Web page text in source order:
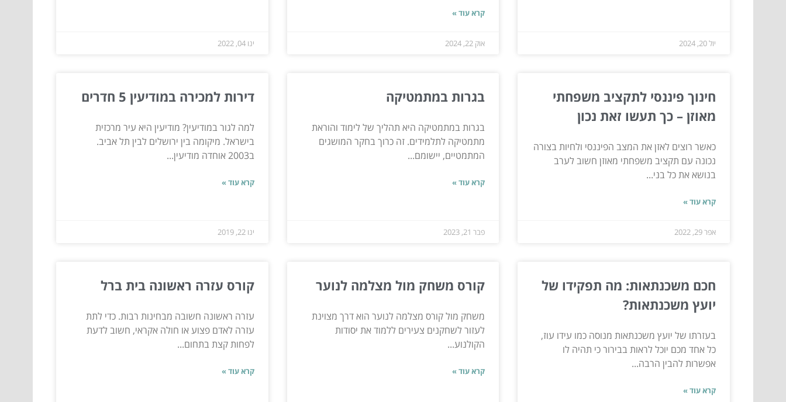
יול 20, 2024
קרא עוד »
אוק 22, 2024 ינו 04, 2022
חינוך פיננסי לתקציב משפחתי
מאוזן – כך תעשו זאת נכון
כאשר רוצים לאזן את המצב הפיננסי ולחיות בצורה
נכונה עם תקציב משפחתי מאוזן חשוב לערב
בנושא את כל בני...
קרא עוד »
אפר 29, 2022
בגרות במתמטיקה
בגרות במתמטיקה היא תהליך של לימוד והוראת
מתמטיקה לתלמידים. זה כרוך בחקר המושגים
המתמטיים, יישומם...
קרא עוד »
פבר 21, 2023
דירות למכירה במודיעין 5 חדרים
למה לגור במודיעין? מודיעין היא עיר מרכזית
בישראל. מיקומה בין ירושלים לבין תל אביב.
ב2003 אוחדה מודיעין...
קרא עוד »
ינו 22, 2019
חכם משכנתאות: מה תפקידו של
יועץ משכנתאות?
בעזרתו של יועץ משכנתאות מנוסה כמו עידו עוז,
כל אחד מכם יוכל לראות בבירור כי תהיה לו
אפשרות להבין הרבה...
קרא עוד »
קורס משחק מול מצלמה לנוער
משחק מול קורס מצלמה לנוער הוא דרך מצוינת
לעזור לשחקנים צעירים ללמוד את יסודות
הקולנוע...
קרא עוד »
קורס עזרה ראשונה בית ברל
עזרה ראשונה חשובה מבחינות רבות. כדי לתת
עזרה לאדם פצוע או חולה אקראי, חשוב לדעת
לפחות קצת בתחום...
קרא עוד »